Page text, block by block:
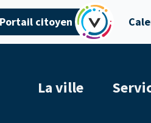
Portail citoyen
La ville